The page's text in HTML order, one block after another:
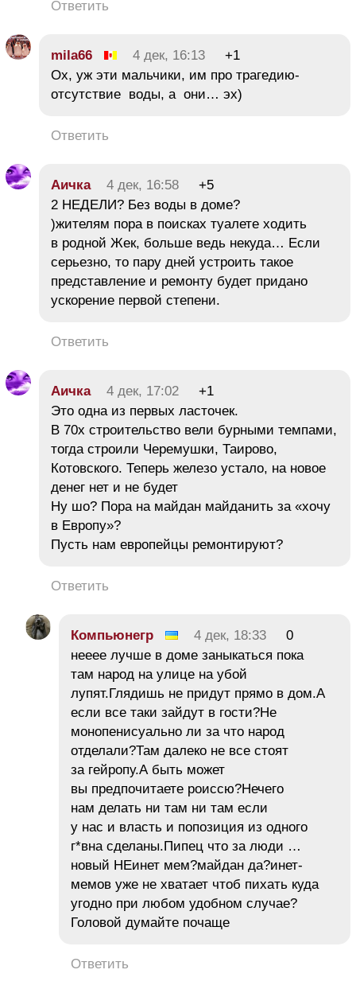
Ответить
mila66 4 дек, 16:13
+1
Ох, уж эти мальчики, им про трагедию-
отсутствие воды, а они… эх)
Ответить
Аичка 4 дек, 16:58
+5
2 НЕДЕЛИ? Без воды в доме?
)жителям пора в поисках туалете ходить
в родной Жек, больше ведь некуда… Если
серьезно, то пару дней устроить такое
представление и ремонту будет придано
ускорение первой степени.
Ответить
Аичка 4 дек, 17:02
+1
Это одна из первых ласточек.
В 70х строительство вели бурными темпами,
тогда строили Черемушки, Таирово,
Котовского. Теперь железо устало, на новое
денег нет и не будет
Ну шо? Пора на майдан майданить за «хочу
в Европу»?
Пусть нам европейцы ремонтируют?
Ответить
Компьюнегр 4 дек, 18:33
0
нееее лучше в доме заныкаться пока
там народ на улице на убой
лупят.Глядишь не придут прямо в дом.А
если все таки зайдут в гости?Не
монопенисуально ли за что народ
отделали?Там далеко не все стоят
за гейропу.А быть может
вы предпочитаете роиссю?Нечего
нам делать ни там ни там если
у нас и власть и попозиция из одного
г*вна сделаны.Пипец что за люди …
новый НЕинет мем?майдан да?инет-
мемов уже не хватает чтоб пихать куда
угодно при любом удобном случае?
Головой думайте почаще
Ответить